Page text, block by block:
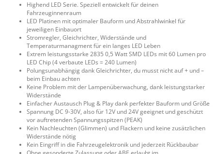
Highend LED Serie. Speziell entwickelt für deinen
Fahrzeuginnenraum
LED Platinen mit optimaler Bauform und Abstrahlwinkel für
jeweiligen Einbauort
Stromregler, Gleichrichter, Widerstände und
Temperaturmanagment für ein langes LED Leben
Extrem leistungsstarke 2835 0,5 Watt SMD LEDs mit 60 Lumen pro
LED Chip (4 verbaute LEDs = 240 Lumen)
Polungsunabhängig dank Gleichrichter, du musst nicht auf + und –
beim Einbau achten
Keine Problem mit der Lampenüberwachung, dank leistungstarker
Widerstände
Einfacher Austausch Plug & Play dank perfekter Bauform und Größe
Spannung DC 9-30V, also für 12V und 24V geeignet und geschützt
vor auftretenden Spannungsspitzen (PEAK)
Kein Nachleuchten (Glimmen) und Flackern und keine zusätzlichen
Widerstände nötig
Kein Eingriff in die Fahrzeugelektronik und jederzeit Rückbaubar